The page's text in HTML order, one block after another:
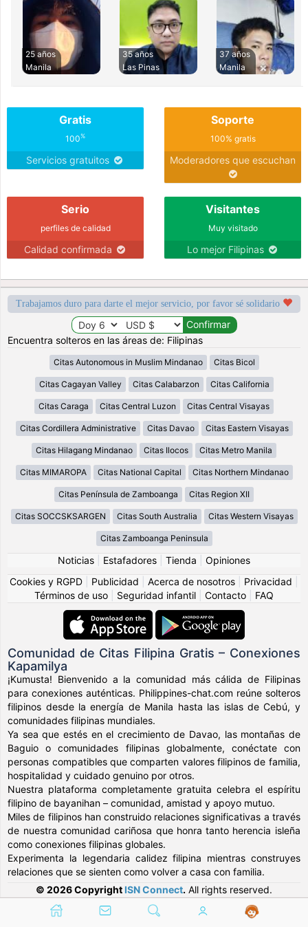
25 años
Manila
35 años
Las Pinas
37 años
Manila
Gratis
100%
Servicios gratuitos
Soporte
100% gratis
Moderadores que escuchan
Serio
perfiles de calidad
Calidad confirmada
Visitantes
Muy visitado
Lo mejor Filipinas
Trabajamos duro para darte el mejor servicio, por favor sé solidario
Encuentra solteros en las áreas de: Filipinas
Citas Autonomous in Muslim Mindanao Citas Bicol
Citas Cagayan Valley Citas Calabarzon Citas California
Citas Caraga Citas Central Luzon Citas Central Visayas
Citas Cordillera Administrative Citas Davao Citas Eastern Visayas
Citas Hilagang Mindanao Citas Ilocos Citas Metro Manila
Citas MIMAROPA Citas National Capital Citas Northern Mindanao
Citas Península de Zamboanga Citas Region XII
Citas SOCCSKSARGEN Citas South Australia Citas Western Visayas
Citas Zamboanga Peninsula
Noticias Estafadores Tienda
Opiniones
Cookies y RGPD
Publicidad Acerca de nosotros Privacidad
Términos de uso
Seguridad infantil Contacto FAQ
Comunidad de Citas Filipina Gratis – Conexiones
Kapamilya
¡Kumusta! Bienvenido a la comunidad más cálida de Filipinas
para conexiones auténticas. Philippines-chat.com reúne solteros
filipinos desde la energía de Manila hasta las islas de Cebú, y
comunidades filipinas mundiales.
Ya sea que estés en el crecimiento de Davao, las montañas de
Baguio o comunidades filipinas globalmente, conéctate con
personas compatibles que comparten valores filipinos de familia,
hospitalidad y cuidado genuino por otros.
Nuestra plataforma completamente gratuita celebra el espíritu
filipino de bayanihan – comunidad, amistad y apoyo mutuo.
Miles de filipinos han construido relaciones significativas a través
de nuestra comunidad cariñosa que honra tanto herencia isleña
como conexiones filipinas globales.
Experimenta la legendaria calidez filipina mientras construyes
relaciones que se sienten como volver a casa con familia.
© 2026 Copyright ISN Connect. All rights reserved.